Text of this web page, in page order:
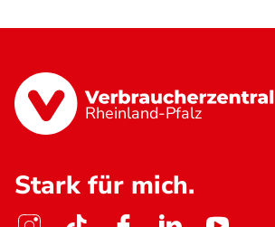
Rheinland-Pfalz
Stark für mich.